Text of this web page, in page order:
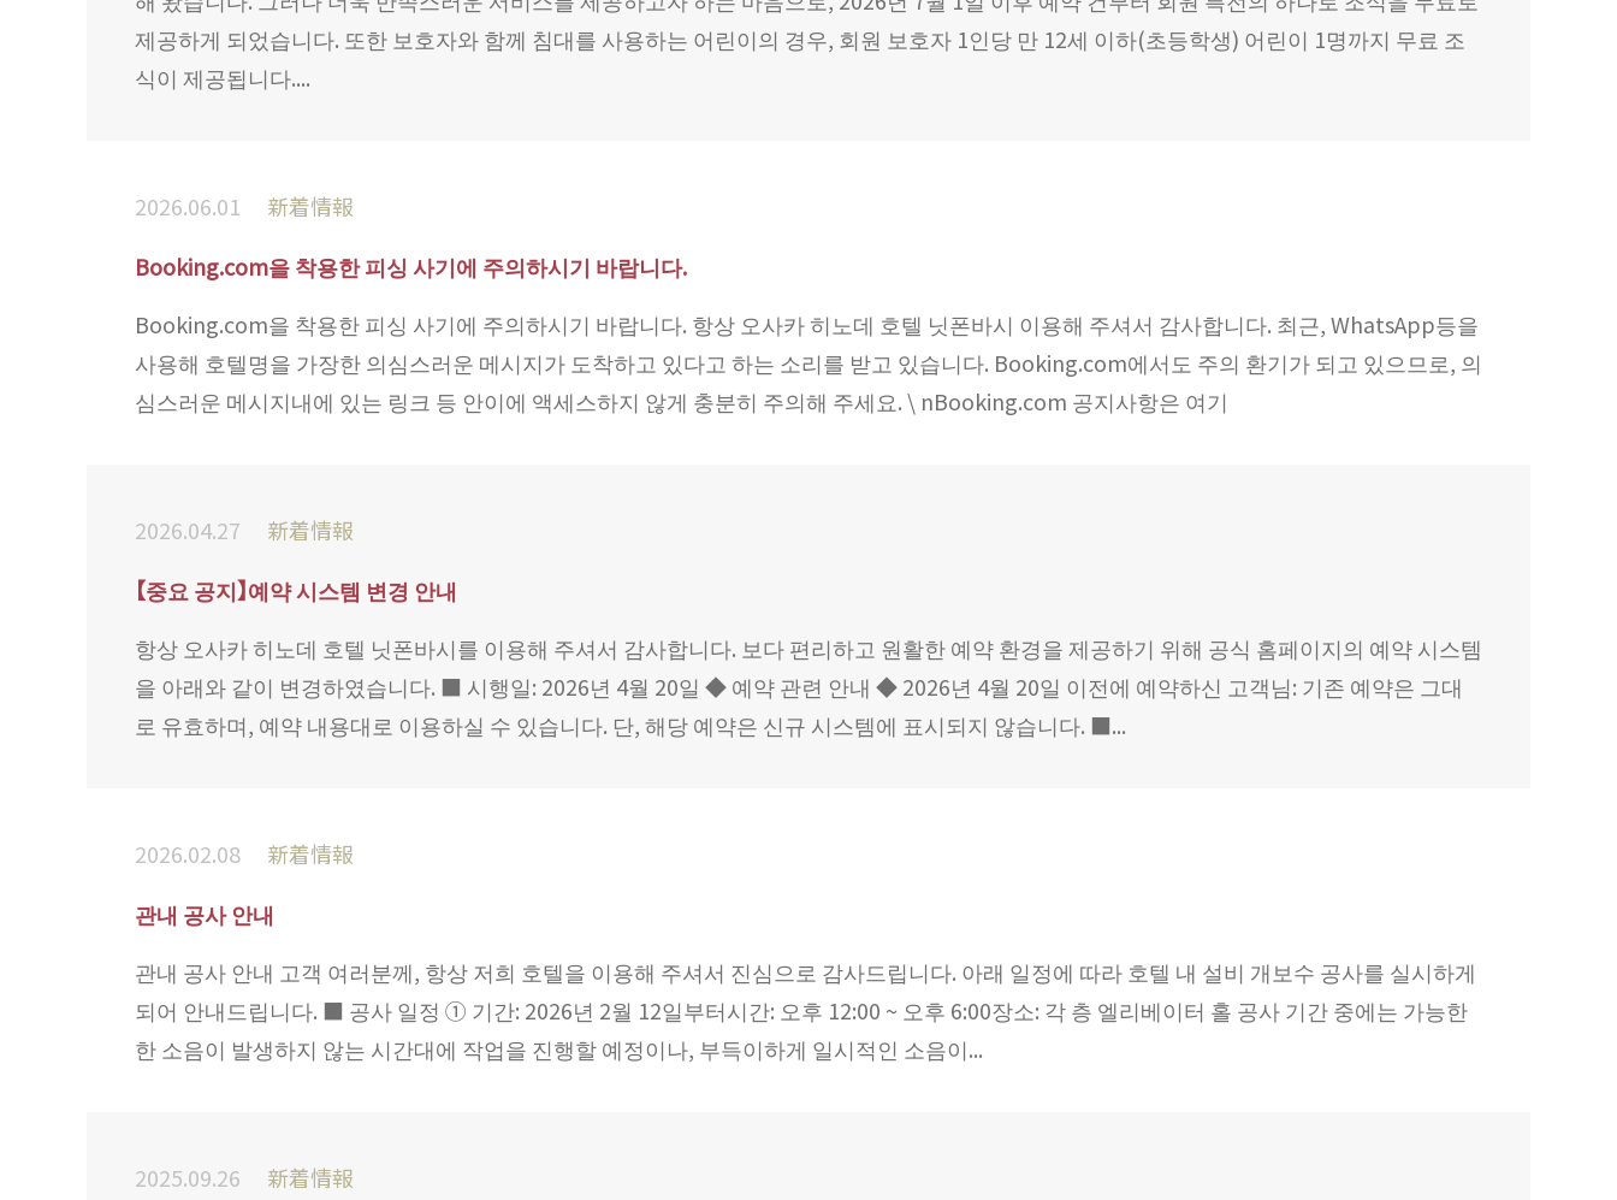
제공하게 되었습니다. 또한 보호자와 함께 침대를 사용하는 어린이의 경우, 회원 보호자 1인당 만 12세 이하(초등학생) 어린이 1명까지 무료 조
식이 제공됩니다....
2026.06.01
新着情報
Booking.com을 착용한 피싱 사기에 주의하시기 바랍니다.
Booking.com을 착용한 피싱 사기에 주의하시기 바랍니다. 항상 오사카 히노데 호텔 닛폰바시 이용해 주셔서 감사합니다. 최근, WhatsApp등을
사용해 호텔명을 가장한 의심스러운 메시지가 도착하고 있다고 하는 소리를 받고 있습니다. Booking.com에서도 주의 환기가 되고 있으므로, 의
심스러운 메시지내에 있는 링크 등 안이에 액세스하지 않게 충분히 주의해 주세요. \ nBooking.com 공지사항은 여기
2026.04.27
新着情報
【중요 공지】예약 시스템 변경 안내
항상 오사카 히노데 호텔 닛폰바시를 이용해 주셔서 감사합니다. 보다 편리하고 원활한 예약 환경을 제공하기 위해 공식 홈페이지의 예약 시스템
을 아래와 같이 변경하였습니다. ■ 시행일: 2026년 4월 20일 ◆ 예약 관련 안내 ◆ 2026년 4월 20일 이전에 예약하신 고객님: 기존 예약은 그대
로 유효하며, 예약 내용대로 이용하실 수 있습니다. 단, 해당 예약은 신규 시스템에 표시되지 않습니다. ■...
2026.02.08
新着情報
관내 공사 안내
관내 공사 안내 고객 여러분께, 항상 저희 호텔을 이용해 주셔서 진심으로 감사드립니다. 아래 일정에 따라 호텔 내 설비 개보수 공사를 실시하게
되어 안내드립니다. ■ 공사 일정 ① 기간: 2026년 2월 12일부터시간: 오후 12:00 ~ 오후 6:00장소: 각 층 엘리베이터 홀 공사 기간 중에는 가능한
한 소음이 발생하지 않는 시간대에 작업을 진행할 예정이나, 부득이하게 일시적인 소음이...
2025.09.26
新着情報